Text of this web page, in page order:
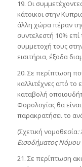
19. Οι
κάτοικοι στην
άλλη χώρα πέραν
συντελεστή 10%
συμμετοχή τους
εισιτήρια, έξοδα
20. Σε περίπτωση
καλλιτέχνες από το
καταβολή
Φορολογίας θα
παρακρατήσει το
(Σχετική νομοθεσία:
Εισοδήματος Νόμου
21. Σε περίπτωση